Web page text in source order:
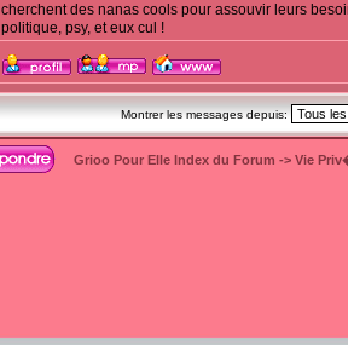
cherchent des nanas cools pour assouvir leurs
politique, psy, et eux cul !
Montrer les messages depuis:
Grioo Pour Elle Index du Forum -> Vie